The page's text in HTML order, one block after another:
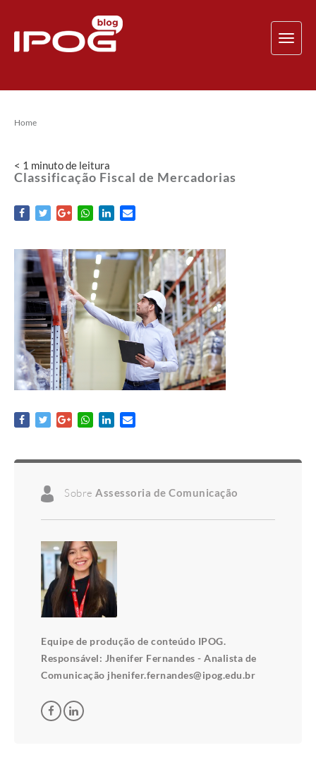
Home
< 1 minutode leitura
Classificação Fiscal de Mercadorias
Sobre Assessoria de Comunicação
Equipe de produção de conteúdo IPOG.
Responsável: Jhenifer Fernandes - Analista de
Comunicação jhenifer.fernandes@ipog.edu.br